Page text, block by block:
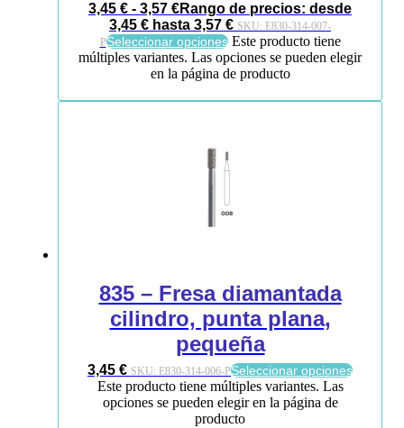
3,45 € - 3,57 €Rango de precios: desde
3,45 € hasta 3,57 € SKU: E830-314-007-
PSeleccionar opciones Este producto tiene
múltiples variantes. Las opciones se pueden elegir
en la página de producto
835 – Fresa diamantada
cilindro, punta plana,
pequeña
3,45 € SKU: E830-314-006-PSeleccionar opciones
Este producto tiene múltiples variantes. Las
opciones se pueden elegir en la página de
producto